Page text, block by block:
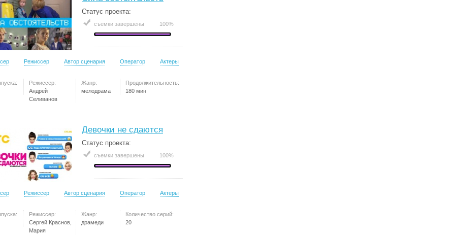
Статус проекта:
съемки завершены 100%
Режиссер Автор сценария Оператор Актеры
Режиссер:
Андрей
Селиванов
Жанр:
мелодрама
Продолжительность:
180 мин
Девочки не сдаются
Статус проекта:
съемки завершены 100%
Режиссер Автор сценария Оператор Актеры
Режиссер:
Сергей Краснов,
Мария
Жанр:
драмеди
Количество серий:
20